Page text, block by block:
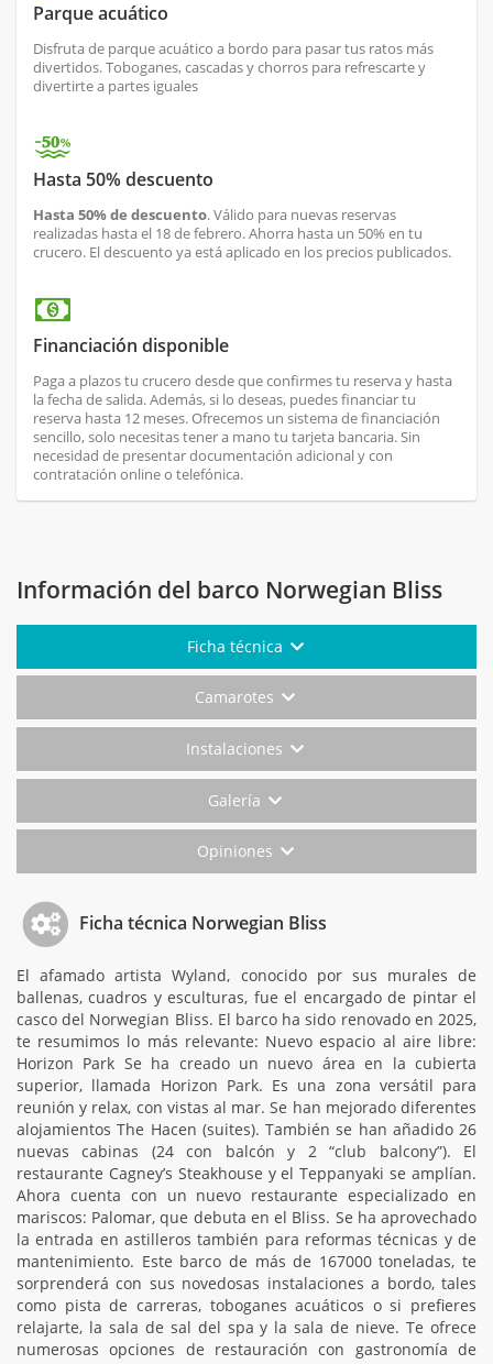
Parque acuático
Disfruta de parque acuático a bordo para pasar tus ratos más
divertidos. Toboganes, cascadas y chorros para refrescarte y
divertirte a partes iguales
Hasta 50% descuento
Hasta 50% de descuento. Válido para nuevas reservas
realizadas hasta el 18 de febrero. Ahorra hasta un 50% en tu
crucero. El descuento ya está aplicado en los precios publicados.
Financiación disponible
Paga a plazos tu crucero desde que confirmes tu reserva y hasta
la fecha de salida. Además, si lo deseas, puedes financiar tu
reserva hasta 12 meses. Ofrecemos un sistema de financiación
sencillo, solo necesitas tener a mano tu tarjeta bancaria. Sin
necesidad de presentar documentación adicional y con
contratación online o telefónica.
Información del barco Norwegian Bliss
Ficha técnica
Camarotes
Instalaciones
Galería
Opiniones
Ficha técnica Norwegian Bliss
El afamado artista Wyland, conocido por sus murales de
ballenas, cuadros y esculturas, fue el encargado de pintar el
casco del Norwegian Bliss. El barco ha sido renovado en 2025,
te resumimos lo más relevante: Nuevo espacio al aire libre:
Horizon Park Se ha creado un nuevo área en la cubierta
superior, llamada Horizon Park. Es una zona versátil para
reunión y relax, con vistas al mar. Se han mejorado diferentes
alojamientos The Hacen (suites). También se han añadido 26
nuevas cabinas (24 con balcón y 2 “club balcony”). El
restaurante Cagney’s Steakhouse y el Teppanyaki se amplían.
Ahora cuenta con un nuevo restaurante especializado en
mariscos: Palomar, que debuta en el Bliss. Se ha aprovechado
la entrada en astilleros también para reformas técnicas y de
mantenimiento. Este barco de más de 167000 toneladas, te
sorprenderá con sus novedosas instalaciones a bordo, tales
como pista de carreras, toboganes acuáticos o si prefieres
relajarte, la sala de sal del spa y la sala de nieve. Te ofrece
numerosas opciones de restauración con gastronomía de